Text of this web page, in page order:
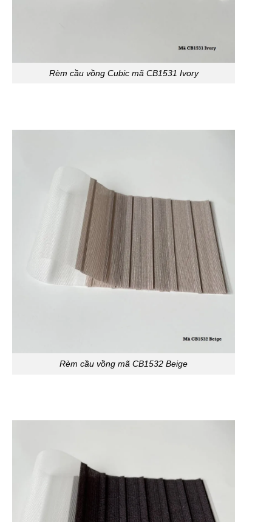
Rèm cầu vồng Cubic mã CB1531 Ivory
Rèm cầu vồng mã CB1532 Beige